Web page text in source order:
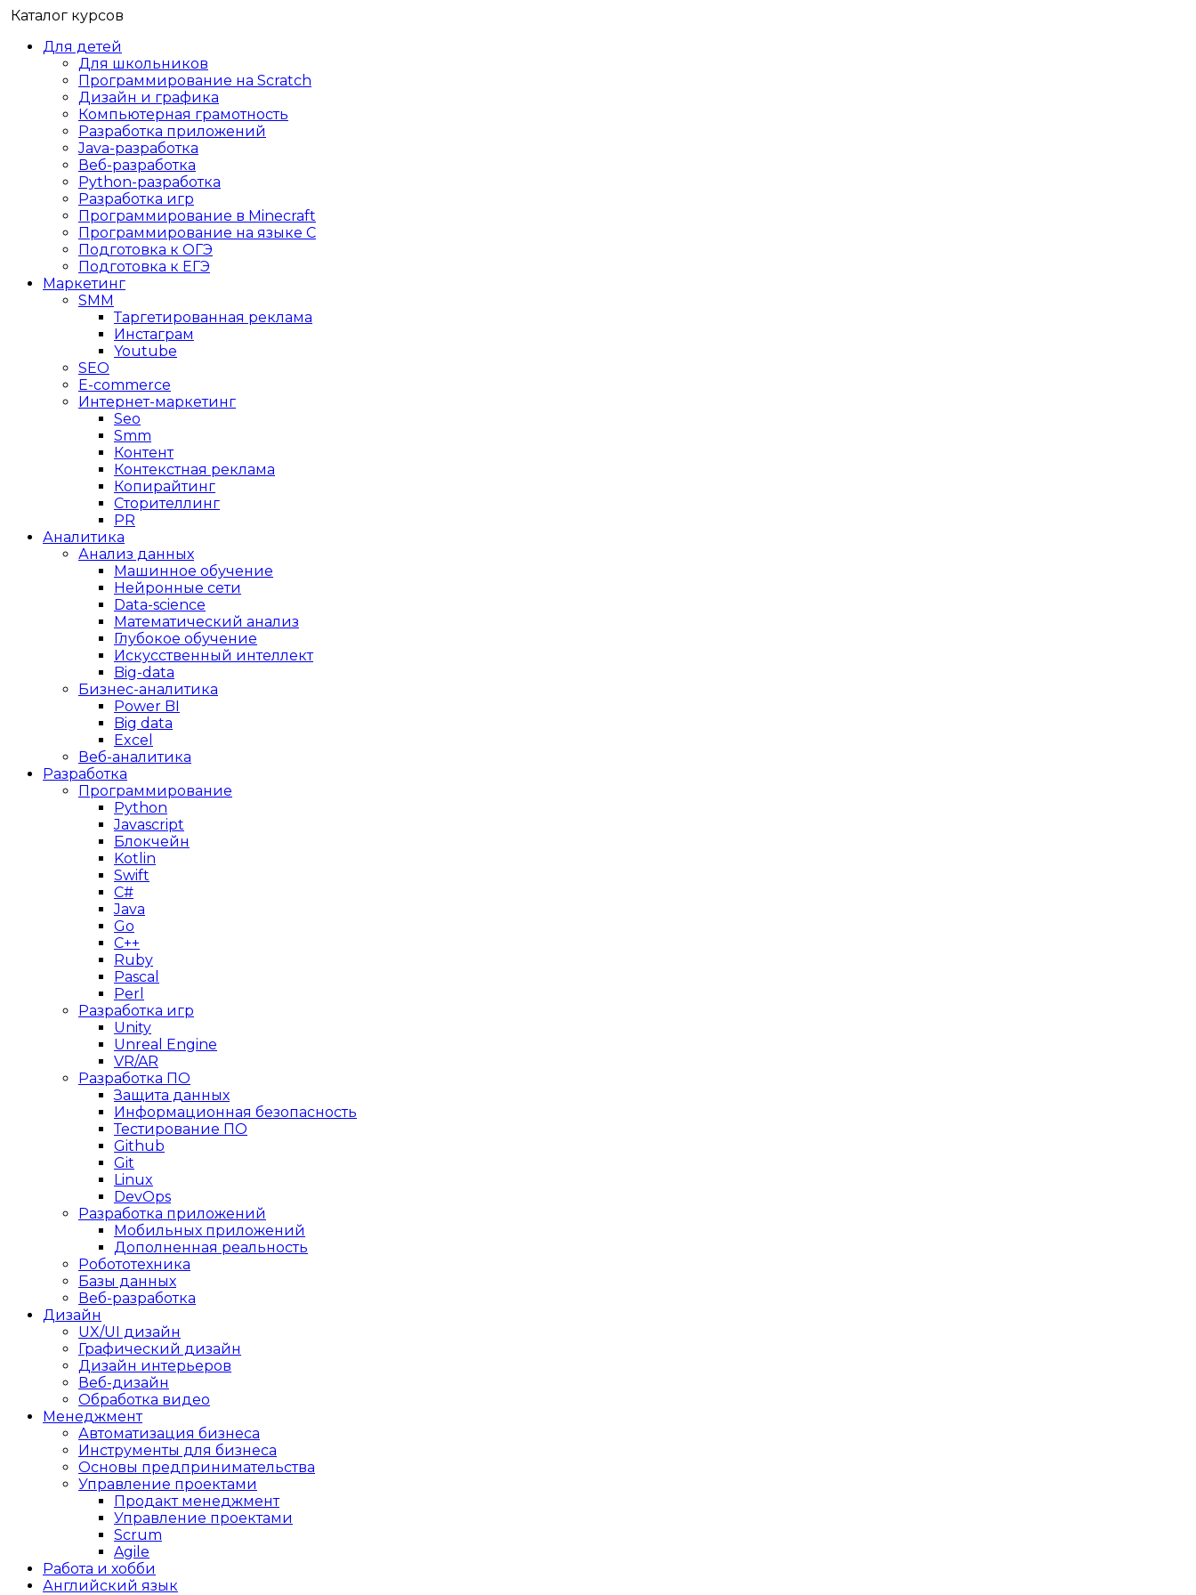
Каталог курсов
Для детей
Для школьников
Программирование на Scratch
Дизайн и графика
Компьютерная грамотность
Разработка приложений
Java-разработка
Веб-разработка
Python-разработка
Разработка игр
Программирование в Minecraft
Программирование на языке C
Подготовка к ОГЭ
Подготовка к ЕГЭ
Маркетинг
SMM
Таргетированная реклама
Инстаграм
Youtube
SEO
E-сommerce
Интернет-маркетинг
Seo
Smm
Контент
Контекстная реклама
Копирайтинг
Сторителлинг
PR
Аналитика
Анализ данных
Машинное обучение
Нейронные сети
Data-science
Математический анализ
Глубокое обучение
Искусственный интеллект
Big-data
Бизнес-аналитика
Power BI
Big data
Excel
Веб-аналитика
Разработка
Программирование
Python
Javascript
Блокчейн
Kotlin
Swift
C#
Java
Go
C++
Ruby
Pascal
Perl
Разработка игр
Unity
Unreal Engine
VR/AR
Разработка ПО
Защита данных
Информационная безопасность
Тестирование ПО
Github
Git
Linux
DevOps
Разработка приложений
Мобильных приложений
Дополненная реальность
Робототехника
Базы данных
Веб-разработка
Дизайн
UX/UI дизайн
Графический дизайн
Дизайн интерьеров
Веб-дизайн
Обработка видео
Менеджмент
Автоматизация бизнеса
Инструменты для бизнеса
Основы предпринимательства
Управление проектами
Продакт менеджмент
Управление проектами
Scrum
Agile
Работа и хобби
Английский язык